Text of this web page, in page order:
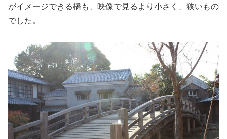
がイメージできる橋も、映像で見るより小さく、狭いもの
でした。